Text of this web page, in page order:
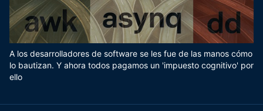
A los desarrolladores de software se les fue de las manos cómo
lo bautizan. Y ahora todos pagamos un 'impuesto cognitivo' por
ello